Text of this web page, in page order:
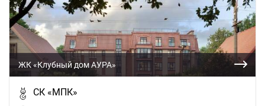
ЖК «Клубный дом АУРА»
СК «МПК»